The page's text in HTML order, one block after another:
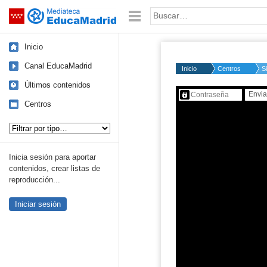
Saltar navegación Palabra o frase:
Inicio
Canal EducaMadrid
Últimos contenidos
Centros
Inicia sesión para aportar
contenidos, crear listas de
reproducción...
Iniciar sesión
Inicio Centros
Contenido protegido…